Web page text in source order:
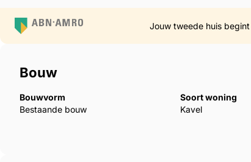
Jouw tweede huis
Bouw
Bouwvorm
Bestaande bouw
Soort woning
Kavel